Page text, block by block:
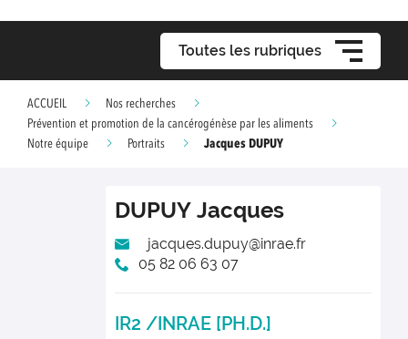
Toutes les rubriques
ACCUEIL
Nos recherches
Prévention et promotion de la cancérogénèse par les aliments
Notre équipe
Portraits Jacques DUPUY
DUPUY Jacques
jacques.dupuy@inrae.fr
05 82 06 63 07
IR2 /INRAE [PH.D.]